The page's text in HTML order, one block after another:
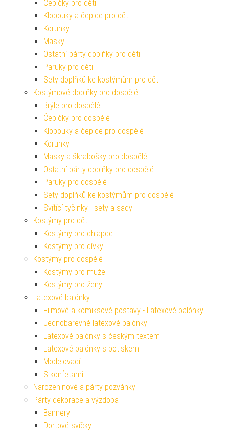
Čepičky pro děti
Klobouky a čepice pro děti
Korunky
Masky
Ostatní párty doplňky pro děti
Paruky pro děti
Sety doplňků ke kostýmům pro děti
Kostýmové doplňky pro dospělé
Brýle pro dospělé
Čepičky pro dospělé
Klobouky a čepice pro dospělé
Korunky
Masky a škrabošky pro dospělé
Ostatní párty doplňky pro dospělé
Paruky pro dospělé
Sety doplňků ke kostýmům pro dospělé
Svítící tyčinky - sety a sady
Kostýmy pro děti
Kostýmy pro chlapce
Kostýmy pro dívky
Kostýmy pro dospělé
Kostýmy pro muže
Kostýmy pro ženy
Latexové balónky
Filmové a komiksové postavy - Latexové balónky
Jednobarevné latexové balónky
Latexové balónky s českým textem
Latexové balónky s potiskem
Modelovací
S konfetami
Narozeninové a párty pozvánky
Párty dekorace a výzdoba
Bannery
Dortové svíčky